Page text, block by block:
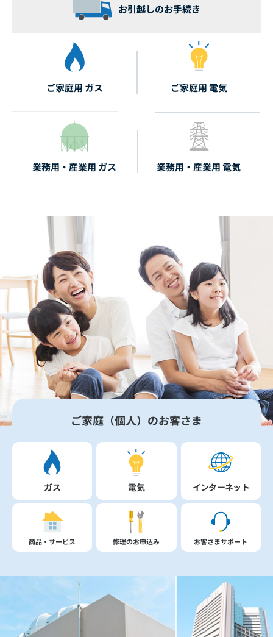
お引越しのお手続き
ご家庭用 ガス ご家庭用 電気
業務用・産業用 ガス 業務用・産業用 電気
ご家庭（個人）のお客さま
ガス 電気 インターネット
商品・サービス 修理のお申込み お客さまサポート